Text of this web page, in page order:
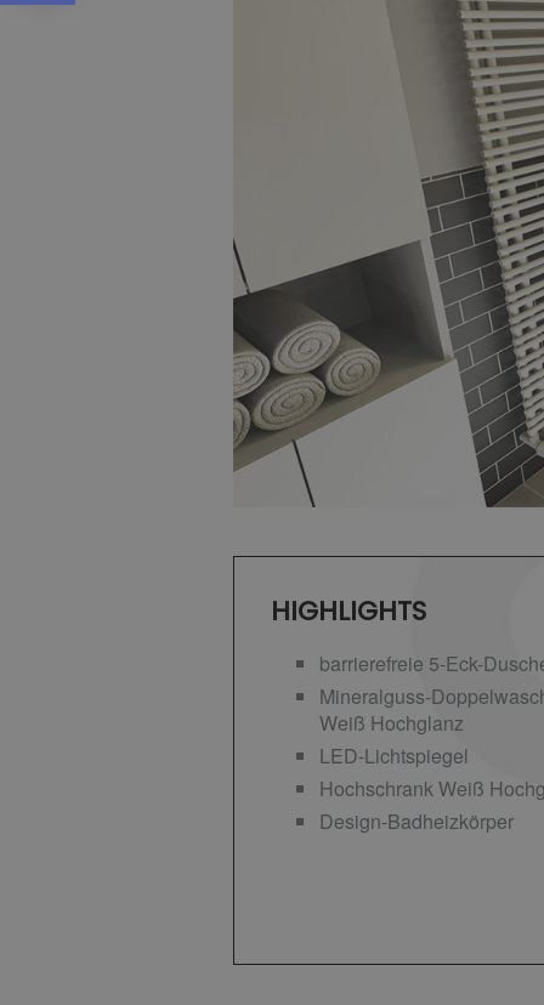
HIGHLIGHTS
barrierefreie 5-Eck-
Mineralguss-
Weiß Hochglanz
LED-Lichtspiegel
Hochschrank Weiß
Design-Badheizkörper